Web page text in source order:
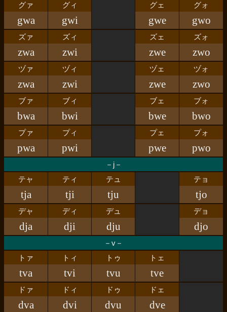
グァ グィ グェ グォ
gwa gwi gwe gwo
ズァ ズィ ズェ ズォ
zwa zwi zwe zwo
ヅァ ヅィ ヅェ ヅォ
zwa zwi zwe zwo
ブァ ブィ ブェ ブォ
bwa bwi bwe bwo
プァ プィ プェ プォ
pwa pwi pwe pwo
－j－
テャ
ティ テュ テョ
tja tji tju tjo
デャ ディ デュ デョ
dja dji dju djo
－v－
トァ
トィ トゥ トェ
tva tvi tvu tve
ドァ ドィ ドゥ ドェ
dva dvi dvu dve